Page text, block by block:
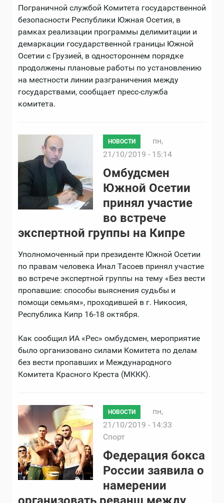
Пограничной службой Комитета государственной
безопасности Республики Южная Осетия, в
рамках реализации программы делимитации и
демаркации государственной границы Южной
Осетии с Грузией, в одностороннем порядке
продолжены плановые работы по установлению
на местности линии разграничения между
государствами, сообщает пресс-служба
комитета.
НОВОСТИ
пн,
21/10/2019 - 15:14
Омбудсмен
Южной Осетии
принял участие
во встрече
экспертной группы на Кипре
Уполномоченный при президенте Южной Осетии
по правам человека Инал Тасоев принял участие
во встрече экспертной группы на тему «Без вести
пропавшие: способы выяснения судьбы и
помощи семьям», проходившей в г. Никосия,
Республика Кипр 16-18 октября.
Как сообщил ИА «Рес» омбудсмен, мероприятие
было организовано силами Комитета по делам
без вести пропавших и Международного
Комитета Красного Креста (МККК).
НОВОСТИ
пн,
21/10/2019 - 14:33
Спорт
Федерация бокса
России заявила о
намерении